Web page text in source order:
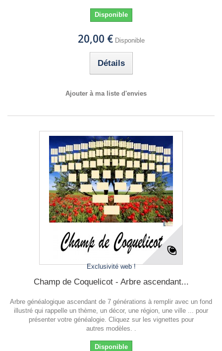
Disponible
20,00 € Disponible
Détails
Ajouter à ma liste d'envies
Exclusivité web !
Champ de Coquelicot - Arbre ascendant...
Arbre généalogique ascendant de 7 générations à remplir avec un fond
illustré qui rappelle un thème, un décor, une région, une ville ... pour
présenter votre généalogie. Cliquez sur les vignettes pour
autres modèles. .
Disponible